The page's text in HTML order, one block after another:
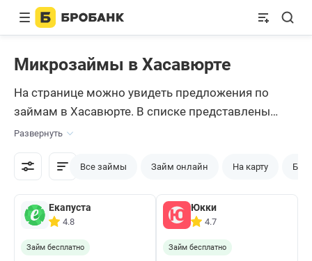
Микрозаймы в Хасавюрте
На странице можно увидеть предложения по
займам в Хасавюрте. В списке представлены
только легальные МФО, которые состоят в
реестре микрофинансовых организаций ЦБ РФ.
Сравните условия по займам, выберите
кнопке «Оформить» и заполните анкету на сайте
кредитора.
Развернуть
Все займы Займ онлайн На карту Без
Екапуста
4.8
Займ бесплатно
Юкки
4.7
Займ бесплатно